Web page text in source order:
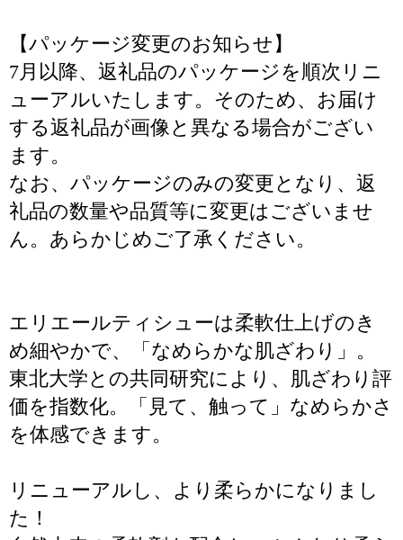
【パッケージ変更のお知らせ】
7月以降、返礼品のパッケージを順次リニ
ューアルいたします。そのため、お届け
する返礼品が画像と異なる場合がござい
ます。
なお、パッケージのみの変更となり、返
礼品の数量や品質等に変更はございませ
ん。あらかじめご了承ください。
エリエールティシューは柔軟仕上げのき
め細やかで、「なめらかな肌ざわり」。
東北大学との共同研究により、肌ざわり評
価を指数化。「見て、触って」なめらかさ
を体感できます。
リニューアルし、より柔らかになりまし
た！